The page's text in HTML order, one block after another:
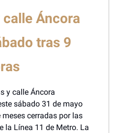
Áncora
tras 9
y calle Áncora
sábado 31 de mayo
cerradas por las
la Línea 11 de Metro. La